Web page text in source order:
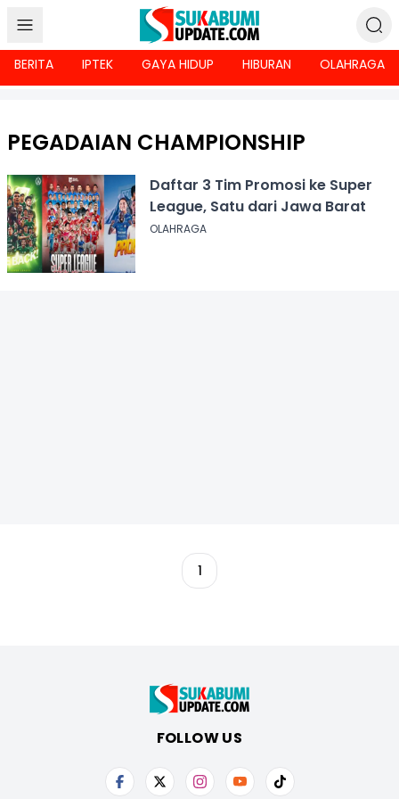
BERITA IPTEK GAYA HIDUP HIBURAN OLAHRAGA
PEGADAIAN CHAMPIONSHIP
Daftar 3 Tim Promosi ke Super
League, Satu dari Jawa Barat
OLAHRAGA
1
FOLLOW US